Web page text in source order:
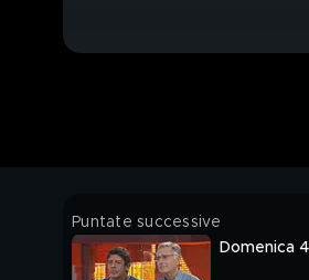
Puntate successive
Domenica